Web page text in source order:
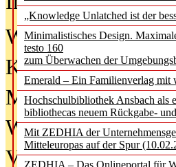
„Knowledge Unlatched ist der
Minimalistisches Design.
testo 160
zum Überwachen der
Emerald – Ein Familienverlag
Hochschulbibliothek Ansbach als
bibliothecas neuem Rückgabe-
Mit ZEDHIA der
Mitteleuropas auf der Spur
ZEDHIA – Das Onlineportal für
Was
Kinder in der
Metadaten als
Wenn Bots
Von